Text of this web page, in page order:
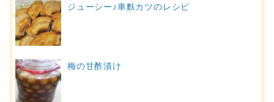
ジューシー♪車麩カツのレシピ
梅の甘酢漬け